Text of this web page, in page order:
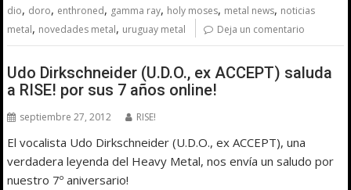
dio, doro, enthroned, gamma ray, holy moses, metal news, noticias
metal, novedades metal, uruguay metal Deja un comentario
Udo Dirkschneider (U.D.O., ex ACCEPT) saluda
a RISE! por sus 7 años online!
septiembre 27, 2012 RISE!
El vocalista Udo Dirkschneider (U.D.O., ex ACCEPT), una
verdadera leyenda del Heavy Metal, nos envía un saludo por
nuestro 7º aniversario!